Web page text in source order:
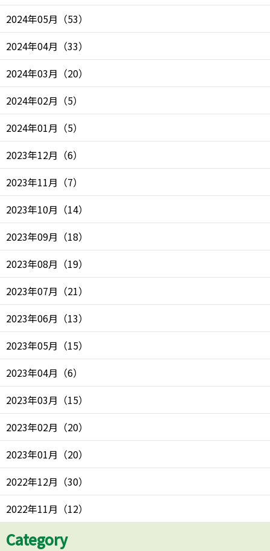
2024年05月 （53）
2024年04月 （33）
2024年03月 （20）
2024年02月 （5）
2024年01月 （5）
2023年12月 （6）
2023年11月 （7）
2023年10月 （14）
2023年09月 （18）
2023年08月 （19）
2023年07月 （21）
2023年06月 （13）
2023年05月 （15）
2023年04月 （6）
2023年03月 （15）
2023年02月 （20）
2023年01月 （20）
2022年12月 （30）
2022年11月 （12）
Category